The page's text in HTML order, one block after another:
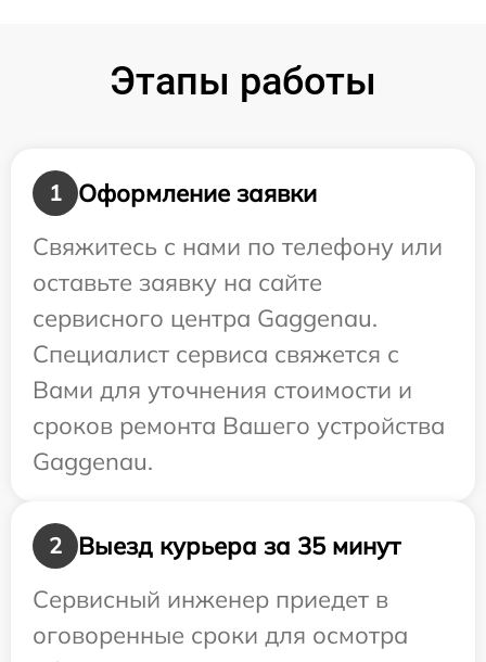
Этапы работы
1
Оформление заявки
Свяжитесь с нами по телефону или
оставьте заявку на сайте
сервисного центра Gaggenau.
Специалист сервиса свяжется с
Вами для уточнения стоимости и
сроков ремонта Вашего устройства
Gaggenau.
2
Выезд курьера за 35 минут
Сервисный инженер приедет в
оговоренные сроки для осмотра